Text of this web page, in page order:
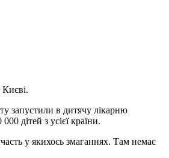
запустили в дитячу лікарню
дітей з усієї країни.
у якихось змаганнях. Там немає